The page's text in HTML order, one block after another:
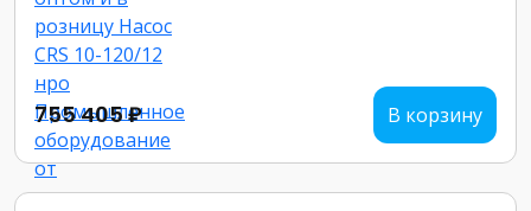
755 405 ₽ В корзину